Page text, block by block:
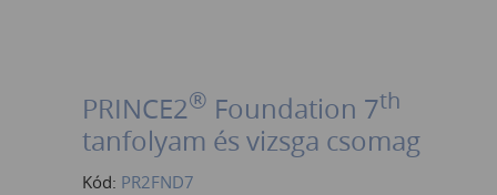
PRINCE2® Foundation 7th
tanfolyam és vizsga csomag
Kód: PR2FND7